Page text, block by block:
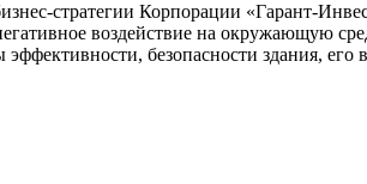
стратегии Корпорации «Гарант-
воздействие на окружающую
безопасности здания,